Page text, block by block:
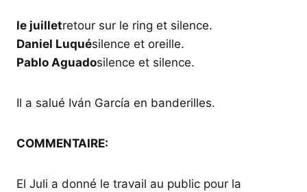
le juilletretour sur le ring et silence.
Daniel Luquésilence et oreille.
Pablo Aguadosilence et silence.
Il a salué Iván García en banderilles.
COMMENTAIRE:
El Juli a donné le travail au public pour la